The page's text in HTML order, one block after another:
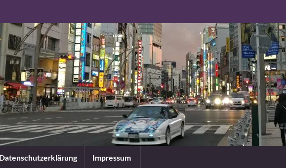
Datenschutzerklärung Impressum